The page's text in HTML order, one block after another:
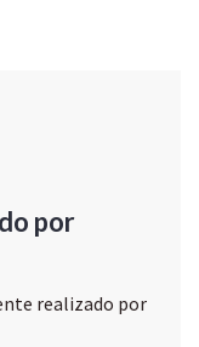
por
realizado por